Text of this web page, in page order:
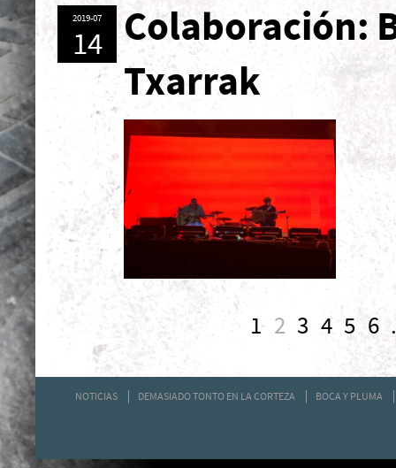
Colaboración:
Txarrak
2019-07
14
1 2 3 4 5 6
NOTICIAS DEMASIADO TONTO EN LA CORTEZA BOCA Y PLUMA